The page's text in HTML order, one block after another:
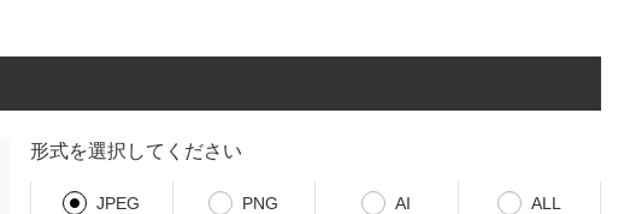
形式を選択してください
JPEG PNG AI ALL